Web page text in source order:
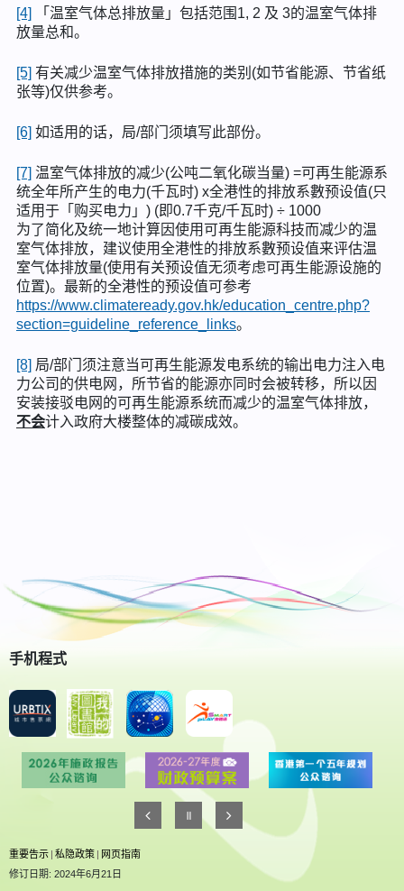
[4]
「温室气体总排放量」包括范围1, 2 及 3的温室气体排
放量总和。
[5] 有关减少温室气体排放措施的类别(如节省能源、节省纸
张等)仅供参考。
[6] 如适用的话，局/部门须填写此部份。
[7] 温室气体排放的减少(公吨二氧化碳当量) =可再生能源系
统全年所产生的电力(千瓦时) x全港性的排放系數预设值(只
适用于「购买电力」) (即0.7千克/千瓦时) ÷ 1000
为了简化及统一地计算因使用可再生能源科技而减少的温
室气体排放，建议使用全港性的排放系數预设值来评估温
室气体排放量(使用有关预设值无须考虑可再生能源设施的
位置)。最新的全港性的预设值可参考
https://www.climateready.gov.hk/education_centre.php?
section=guideline_reference_links。
[8] 局/部门须注意当可再生能源发电系统的输出电力注入电
力公司的供电网，所节省的能源亦同时会被转移，所以因
安装接驳电网的可再生能源系统而减少的温室气体排放，
不会计入政府大楼整体的减碳成效。
手机程式
重要告示 | 私隐政策 | 网页指南
修订日期: 2024年6月21日